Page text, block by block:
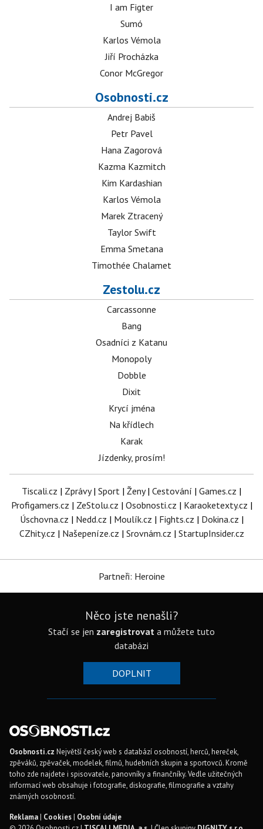
I am Figter
Sumó
Karlos Vémola
Jiří Procházka
Conor McGregor
Osobnosti.cz
Andrej Babiš
Petr Pavel
Hana Zagorová
Kazma Kazmitch
Kim Kardashian
Karlos Vémola
Marek Ztracený
Taylor Swift
Emma Smetana
Timothée Chalamet
Zestolu.cz
Carcassonne
Bang
Osadníci z Katanu
Monopoly
Dobble
Dixit
Krycí jména
Na křídlech
Karak
Jízdenky, prosím!
Tiscali.cz | Zprávy| Sport | Ženy| Cestování | Games.cz |
Profigamers.cz | ZeStolu.cz | Osobnosti.cz | Karaoketexty.cz |
Úschovna.cz | Nedd.cz | Moulík.cz | Fights.cz | Dokina.cz |
CZhity.cz | Našepeníze.cz | Srovnám.cz | StartupInsider.cz
Partneři: Heroine
Něco jste nenašli?
Stačí se jen zaregistrovat a můžete tuto
databázi
DOPLNIT
Osobnosti.cz Největší český web s databází osobností, herců, hereček,
zpěváků, zpěvaček, modelek, filmů, hudebních skupin a sportovců. Kromě
toho zde najdete i spisovatele, panovníky a finančníky. Vedle užitečných
informací web obsahuje i fotografie, diskografie, filmografie a vztahy
známých osobností.
Reklama| Cookies| Osobní údaje